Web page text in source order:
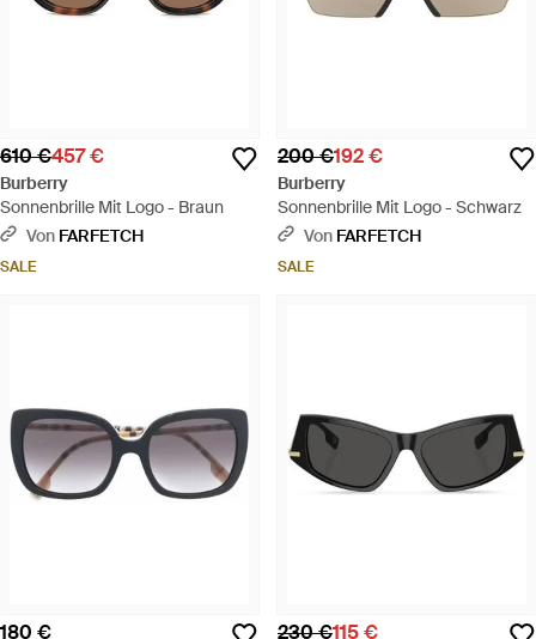
610 €457 €
Burberry
Sonnenbrille Mit Logo - Braun
Von FARFETCH
SALE
200 €192 €
Burberry
Sonnenbrille Mit Logo - Schwarz
Von FARFETCH
SALE
180 € 230 €115 €